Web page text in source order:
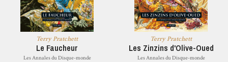
Terry Pratchett
Le Faucheur
Les Annales du Disque-monde
Terry Pratchett
Les Zinzins d'Olive-Oued
Les Annales du Disque-monde